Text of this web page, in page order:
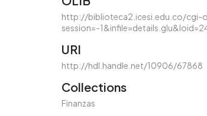
http://biblioteca2.icesi.edu.co/cgi-
session=-
URI
http://hdl.handle.net/10906/67868
Collections
Finanzas